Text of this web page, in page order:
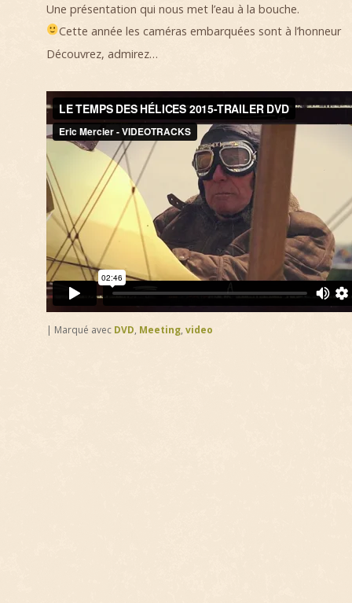
Une présentation qui nous met l’eau à la bouche.
Cette année les caméras embarquées sont à l’honneur
Découvrez, admirez…
| Marqué avec DVD, Meeting, video